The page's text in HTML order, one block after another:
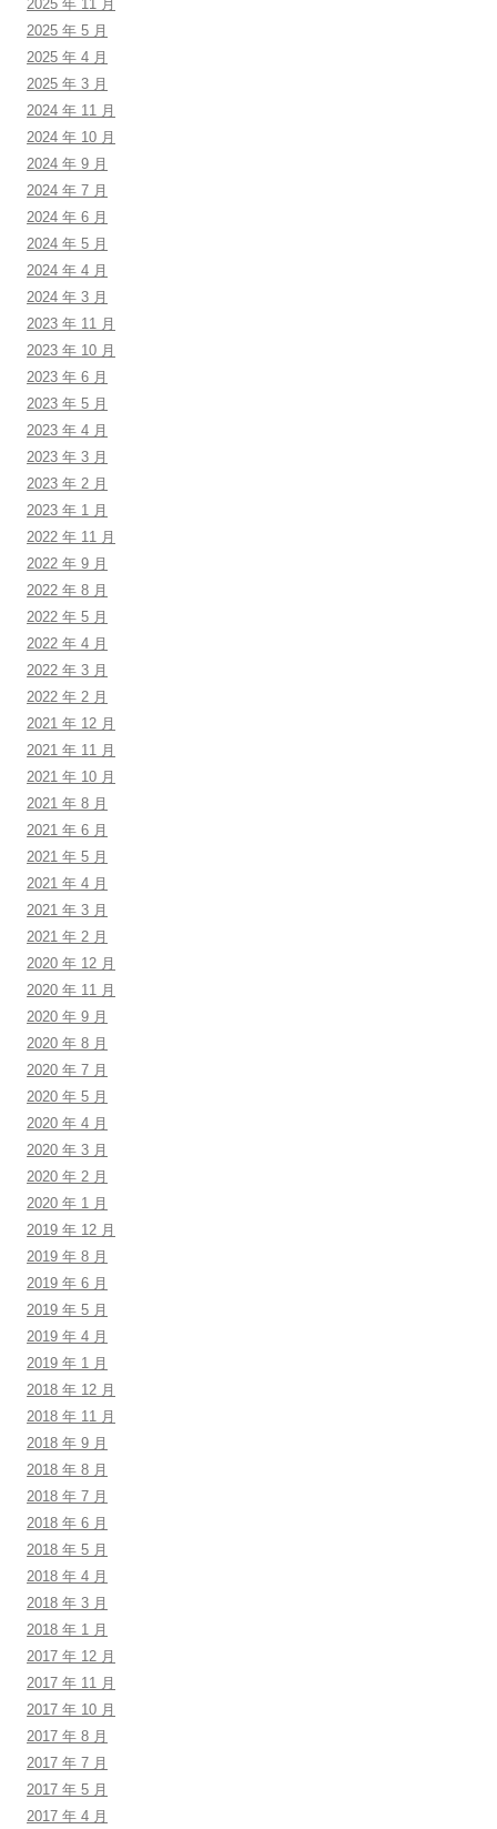
2025 年 11 月
2025 年 5 月
2025 年 4 月
2025 年 3 月
2024 年 11 月
2024 年 10 月
2024 年 9 月
2024 年 7 月
2024 年 6 月
2024 年 5 月
2024 年 4 月
2024 年 3 月
2023 年 11 月
2023 年 10 月
2023 年 6 月
2023 年 5 月
2023 年 4 月
2023 年 3 月
2023 年 2 月
2023 年 1 月
2022 年 11 月
2022 年 9 月
2022 年 8 月
2022 年 5 月
2022 年 4 月
2022 年 3 月
2022 年 2 月
2021 年 12 月
2021 年 11 月
2021 年 10 月
2021 年 8 月
2021 年 6 月
2021 年 5 月
2021 年 4 月
2021 年 3 月
2021 年 2 月
2020 年 12 月
2020 年 11 月
2020 年 9 月
2020 年 8 月
2020 年 7 月
2020 年 5 月
2020 年 4 月
2020 年 3 月
2020 年 2 月
2020 年 1 月
2019 年 12 月
2019 年 8 月
2019 年 6 月
2019 年 5 月
2019 年 4 月
2019 年 1 月
2018 年 12 月
2018 年 11 月
2018 年 9 月
2018 年 8 月
2018 年 7 月
2018 年 6 月
2018 年 5 月
2018 年 4 月
2018 年 3 月
2018 年 1 月
2017 年 12 月
2017 年 11 月
2017 年 10 月
2017 年 8 月
2017 年 7 月
2017 年 5 月
2017 年 4 月